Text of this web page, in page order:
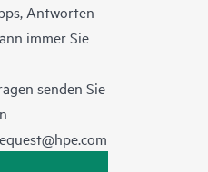
Antworten
immer Sie
senden Sie